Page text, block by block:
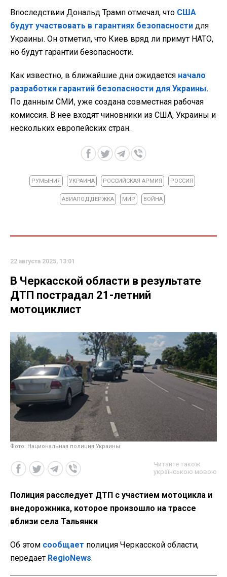
Впоследствии Дональд Трамп отмечал, что США
будут участвовать в гарантиях безопасности для
Украины. Он отметил, что Киев вряд ли примут НАТО,
но будут гарантии безопасности.
Как известно, в ближайшие дни ожидается начало
разработки гарантий безопасности для Украины.
По данным СМИ, уже создана совместная рабочая
комиссия. В нее входят чиновники из США, Украины и
нескольких европейских стран.
РУМЫНИЯ УКРАИНА РОССИЙСКАЯ АРМИЯ РОССИЯ
АВИАПОДДЕРЖКА МИР ВОЙНА
22 августа 2025, 13:01
В Черкасской области в результате
ДТП пострадал 21-летний
мотоциклист
Фото: Национальная полиция Украины
Читайте також
українською мовою
Полиция расследует ДТП с участием мотоцикла и
внедорожника, которое произошло на трассе
вблизи села Тальянки
Об этом сообщает полиция Черкасской области,
передает RegioNews.